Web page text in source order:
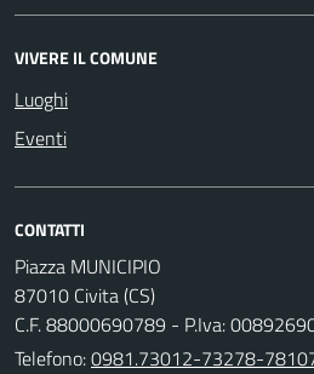
VIVERE IL COMUNE
Luoghi
Eventi
CONTATTI
Piazza MUNICIPIO
87010 Civita (CS)
C.F. 88000690789 - P.Iva:
Telefono:0981.73012-73278-